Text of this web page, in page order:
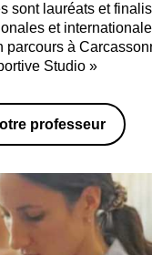
sont lauréats et
et
parcours à
Studio »
professeur